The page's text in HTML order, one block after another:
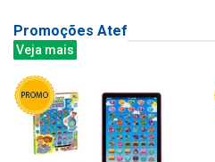
Promoções Atef
Veja mais